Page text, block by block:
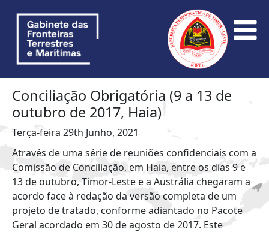
Conciliação Obrigatória (9 a 13 de
outubro de 2017, Haia)
Terça-feira 29th Junho, 2021
Através de uma série de reuniões confidenciais com a
Comissão de Conciliação, em Haia, entre os dias 9 e
13 de outubro, Timor-Leste e a Austrália chegaram a
acordo face à redação da versão completa de um
projeto de tratado, conforme adiantado no Pacote
Geral acordado em 30 de agosto de 2017. Este